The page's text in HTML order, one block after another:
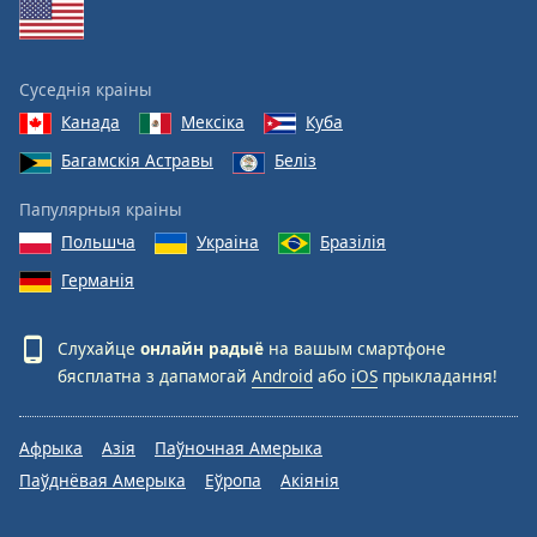
Суседнія краіны
Канада
Мексіка
Куба
Багамскія Астравы
Беліз
Папулярныя краіны
Польшча
Украіна
Бразілія
Германія
Слухайце онлайн радыё на вашым смартфоне
бясплатна з дапамогай Android або iOS прыкладання!
Афрыка Азія
Паўночная Амерыка
Паўднёвая Амерыка
Еўропа Акіянія